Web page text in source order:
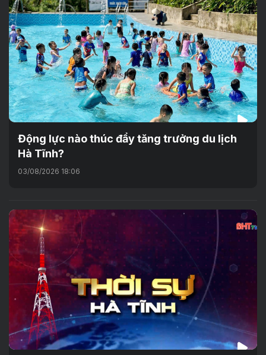
Động lực nào thúc đẩy tăng trưởng du lịch
Hà Tĩnh?
03/08/2026 18:06